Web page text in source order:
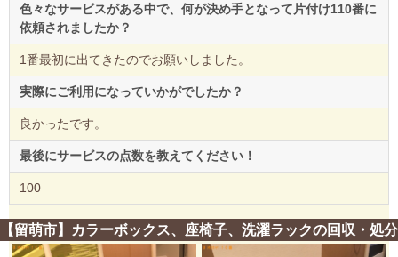
色々なサービスがある中で、何が決め手となって片付け110番に
依頼されましたか？
1番最初に出てきたのでお願いしました。
実際にご利用になっていかがでしたか？
良かったです。
最後にサービスの点数を教えてください！
100
【留萌市】カラーボックス、座椅子、洗濯ラックの回収・処分